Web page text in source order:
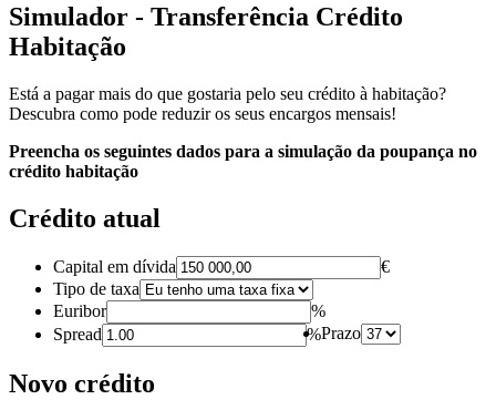
Simulador - Transferência Crédito
Habitação
Está a pagar mais do que gostaria pelo seu crédito à habitação?
Descubra como pode reduzir os seus encargos mensais!
Preencha os seguintes dados para a simulação da poupança no
crédito habitação
Crédito atual
Capital em dívida
€
Tipo de taxa
Euribor
%
Spread
%Prazo
Novo crédito